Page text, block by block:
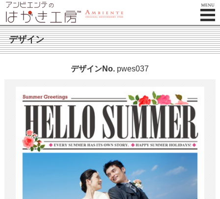
デザイン
デザインNo. pwes037